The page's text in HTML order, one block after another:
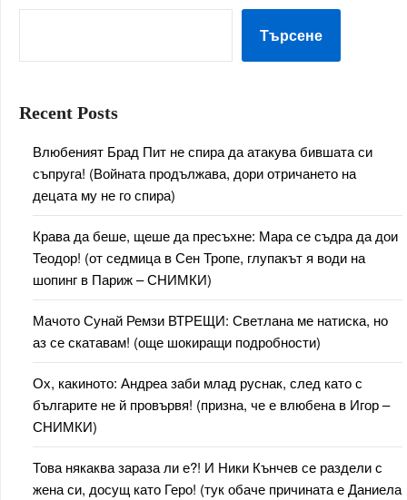
Търсене
Recent Posts
Влюбеният Брад Пит не спира да атакува бившата си
съпруга! (Войната продължава, дори отричането на
децата му не го спира)
Крава да беше, щеше да пресъхне: Мара се съдра да дои
Теодор! (от седмица в Сен Тропе, глупакът я води на
шопинг в Париж – СНИМКИ)
Мачото Сунай Ремзи ВТРЕЩИ: Светлана ме натиска, но
аз се скатавам! (още шокиращи подробности)
Ох, какиното: Андреа заби млад руснак, след като с
българите не й провървя! (призна, че е влюбена в Игор –
СНИМКИ)
Това някаква зараза ли е?! И Ники Кънчев се раздели с
жена си, досущ като Геро! (тук обаче причината е Даниела